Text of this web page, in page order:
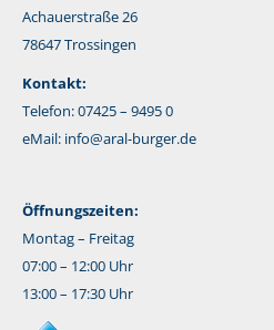
Achauerstraße 26
78647 Trossingen
Kontakt:
Telefon: 07425 – 9495 0
eMail: info@aral-burger.de
Öffnungszeiten:
Montag – Freitag
07:00 – 12:00 Uhr
13:00 – 17:30 Uhr